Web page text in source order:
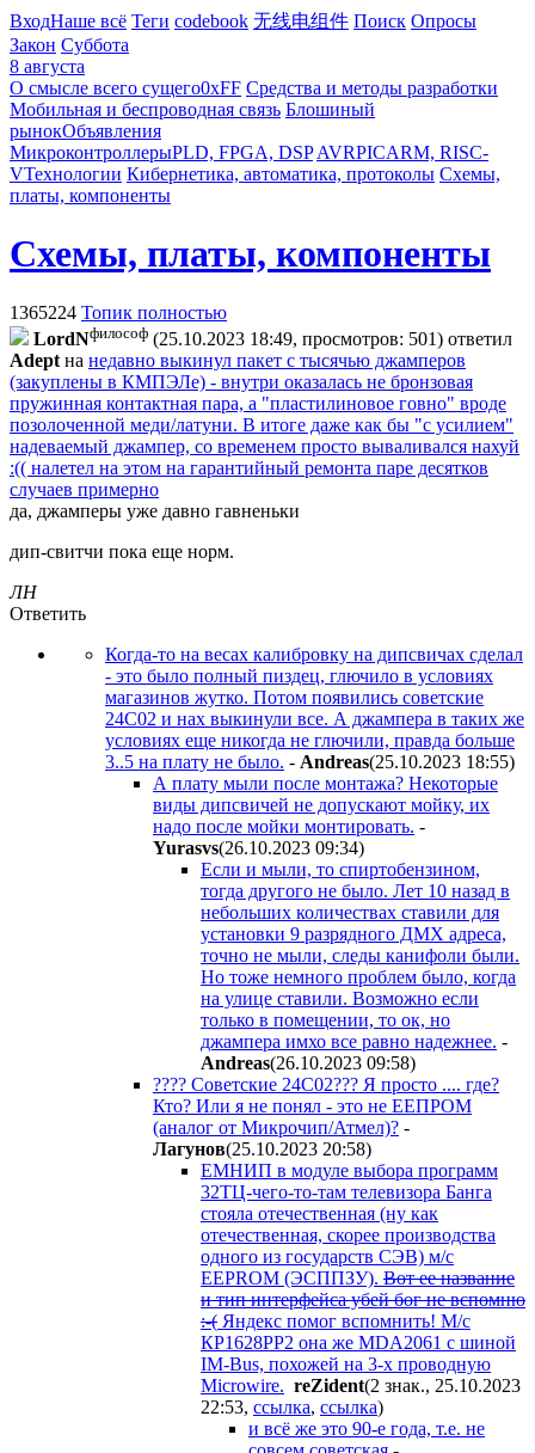
ВходНаше всё Теги codebook 无线电组件 Поиск Опросы
Закон Суббота
8 августа
О смысле всего сущего0xFF Средства и методы разработки
Мобильная и беспроводная связь Блошиный
рынокОбъявления
МикроконтроллерыPLD, FPGA, DSP AVRPICARM, RISC-
VТехнологии Кибернетика, автоматика, протоколы Схемы,
платы, компоненты
Схемы, платы, компоненты
1365224 Топик полностью
LordNфилософ (25.10.2023 18:49, просмотров: 501) ответил
Adept на недавно выкинул пакет с тысячью джамперов
(закуплены в КМПЭЛе) - внутри оказалась не бронзовая
пружинная контактная пара, а "пластилиновое говно" вроде
позолоченной меди/латуни. В итоге даже как бы "с усилием"
надеваемый джампер, со временем просто вываливался нахуй
:(( налетел на этом на гарантийный ремонта паре десятков
случаев примерно
да, джамперы уже давно гавненьки
дип-свитчи пока еще норм.
ЛН
Ответить
Когда-то на весах калибровку на дипсвичах сделал
- это было полный пиздец, глючило в условиях
магазинов жутко. Потом появились советские
24С02 и нах выкинули все. А джампера в таких же
условиях еще никогда не глючили, правда больше
3..5 на плату не было. - Andreas(25.10.2023 18:55)
А плату мыли после монтажа? Некоторые
виды дипсвичей не допускают мойку, их
надо после мойки монтировать. -
Yurasvs(26.10.2023 09:34)
Если и мыли, то спиртобензином,
тогда другого не было. Лет 10 назад в
небольших количествах ставили для
установки 9 разрядного ДМХ адреса,
точно не мыли, следы канифоли были.
Но тоже немного проблем было, когда
на улице ставили. Возможно если
только в помещении, то ок, но
джампера имхо все равно надежнее. -
Andreas(26.10.2023 09:58)
???? Советские 24С02??? Я просто .... где?
Кто? Или я не понял - это не ЕЕПРОМ
(аналог от Микрочип/Атмел)? -
Лaгyнoв(25.10.2023 20:58)
ЕМНИП в модуле выбора программ
32ТЦ-чего-то-там телевизора Банга
стояла отечественная (ну как
отечественная, скорее производства
одного из государств СЭВ) м/с
EEPROM (ЭСППЗУ). Вот ее название
и тип интерфейса убей бог не вспомню
:-( Яндекс помог вспомнить! М/с
КР1628РР2 она же MDA2061 с шиной
IM-Bus, похожей на 3-х проводную
Microwire. reZident(2 знак., 25.10.2023
22:53, ссылка, ссылка)
и всё же это 90-е года, т.е. не